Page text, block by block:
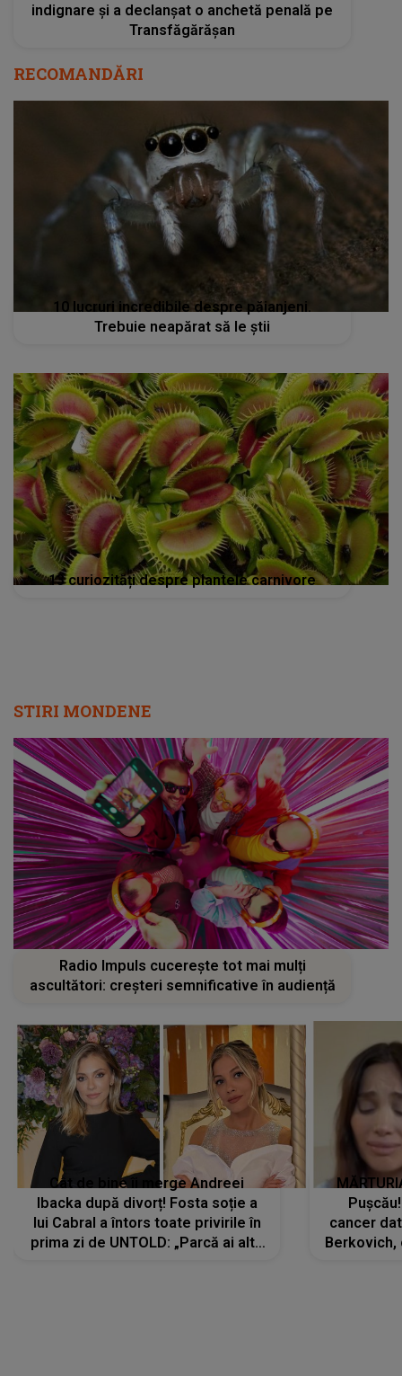
indignare și a declanșat o anchetă penală pe
Transfăgărășan
RECOMANDĂRI
10 lucruri incredibile despre păianjeni.
Trebuie neapărat să le știi
13 curiozități despre plantele carnivore
STIRI MONDENE
Radio Impuls cucerește tot mai mulți
ascultători: creșteri semnificative în audiență
Cât de bine îi merge Andreei
Ibacka după divorț! Fosta soție a
lui Cabral a întors toate privirile în
prima zi de UNTOLD: „Parcă ai altă
cancer
Berkovich,